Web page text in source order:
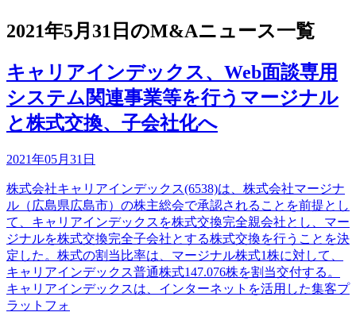
2021年5月31日のM&Aニュース一覧
キャリアインデックス、Web面談専用
システム関連事業等を行うマージナル
と株式交換、子会社化へ
2021年05月31日
株式会社キャリアインデックス(6538)は、株式会社マージナ
ル（広島県広島市）の株主総会で承認されることを前提とし
て、キャリアインデックスを株式交換完全親会社とし、マー
ジナルを株式交換完全子会社とする株式交換を行うことを決
定した。株式の割当比率は、マージナル株式1株に対して、
キャリアインデックス普通株式147.076株を割当交付する。
キャリアインデックスは、インターネットを活用した集客プ
ラットフォ